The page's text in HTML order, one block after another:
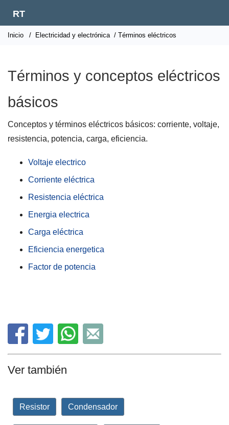
RT
Inicio / Electricidad y electrónica / Términos eléctricos
Términos y conceptos eléctricos
básicos
Conceptos y términos eléctricos básicos: corriente, voltaje,
resistencia, potencia, carga, eficiencia.
Voltaje electrico
Corriente eléctrica
Resistencia eléctrica
Energia electrica
Carga eléctrica
Eficiencia energetica
Factor de potencia
Ver también
Resistor Condensador